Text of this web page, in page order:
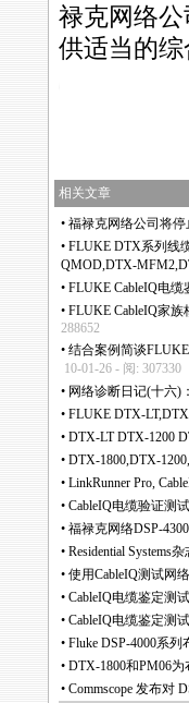
禄克网络
供适当的
相关文章
• 福禄克网络公司将停
• FLUKE DTX系列线
QMOD,DTX-
• FLUKE CableIQ电
• FLUKE CableIQ家
288652
• 结合案例简谈
10-01-26 - 阅: 307330
• 网络诊断日记(十六)
• FLUKE DTX-
• DTX-LT DTX-1200
• DTX-1800,DTX-
• LinkRunner Pro,
• CableIQ电缆验证测
• 福禄克网络DSP-
• Residential Systems
• 使用CableIQ测试网
• CableIQ电缆鉴定测
• CableIQ电缆鉴定测
• Fluke DSP-4000系
• DTX-1800和PM06
• Commscope 发布对